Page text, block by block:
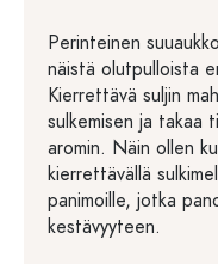
Perinteinen
näistä olutpulloista
Kierrettävä suljin
sulkemisen ja takaa
aromin. Näin ollen
kierrettävällä
panimoille, jotka
kestävyyteen.